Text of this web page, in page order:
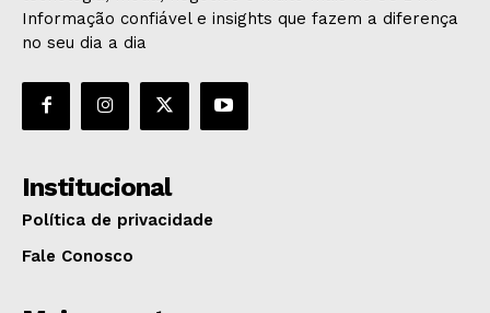
Informação confiável e insights que fazem a diferença
no seu dia a dia
Institucional
Política de privacidade
Fale Conosco